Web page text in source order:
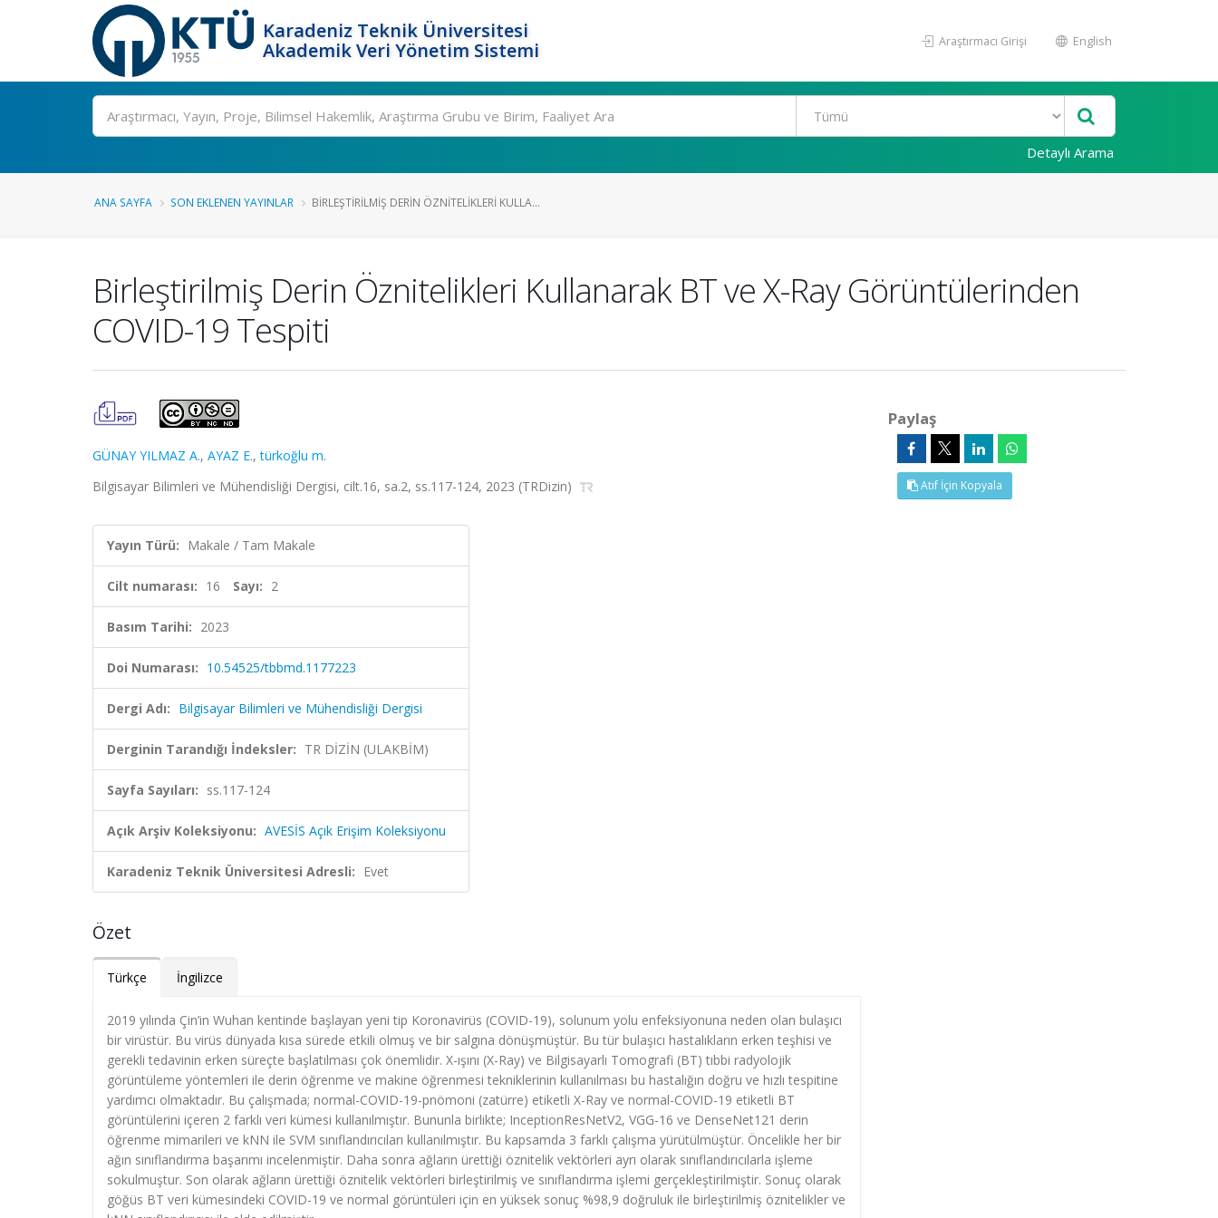
Karadeniz Teknik Üniversitesi
Akademik Veri Yönetim Sistemi
Araştırmacı Girişi English
Ara
Detaylı Arama
ANA SAYFA SON EKLENEN YAYINLAR BIRLEŞTIRILMIŞ DERIN ÖZNITELIKLERI KULLA...
Birleştirilmiş Derin Öznitelikleri Kullanarak BT ve X-Ray Görüntülerinden
COVID-19 Tespiti
GÜNAY YILMAZ A., AYAZ E.,türkoğlu m.
Bilgisayar Bilimleri ve Mühendisliği Dergisi, cilt.16, sa.2, ss.117-124, 2023 (TRDizin)
Yayın Türü: Makale / Tam Makale
Cilt numarası: 16 Sayı: 2
Basım Tarihi: 2023
Doi Numarası: 10.54525/tbbmd.1177223
Dergi Adı: Bilgisayar Bilimleri ve Mühendisliği Dergisi
Derginin Tarandığı İndeksler: TR DİZİN (ULAKBİM)
Sayfa Sayıları: ss.117-124
Açık Arşiv Koleksiyonu: AVESİS Açık Erişim Koleksiyonu
Karadeniz Teknik Üniversitesi Adresli: Evet
Özet
Türkçe İngilizce
2019 yılında Çin’in Wuhan kentinde başlayan yeni tip Koronavirüs (COVID-19), solunum yolu enfeksiyonuna neden olan bulaşıcı
bir virüstür. Bu virüs dünyada kısa sürede etkili olmuş ve bir salgına dönüşmüştür. Bu tür bulaşıcı hastalıkların erken teşhisi ve
gerekli tedavinin erken süreçte başlatılması çok önemlidir. X-ışını (X-Ray) ve Bilgisayarlı Tomografi (BT) tıbbi radyolojik
görüntüleme yöntemleri ile derin öğrenme ve makine öğrenmesi tekniklerinin kullanılması bu hastalığın doğru ve hızlı tespitine
yardımcı olmaktadır. Bu çalışmada; normal-COVID-19-pnömoni (zatürre) etiketli X-Ray ve normal-COVID-19 etiketli BT
görüntülerini içeren 2 farklı veri kümesi kullanılmıştır. Bununla birlikte; InceptionResNetV2, VGG-16 ve DenseNet121 derin
öğrenme mimarileri ve kNN ile SVM sınıflandırıcıları kullanılmıştır. Bu kapsamda 3 farklı çalışma yürütülmüştür. Öncelikle her bir
ağın sınıflandırma başarımı incelenmiştir. Daha sonra ağların ürettiği öznitelik vektörleri ayrı olarak sınıflandırıcılarla işleme
sokulmuştur. Son olarak ağların ürettiği öznitelik vektörleri birleştirilmiş ve sınıflandırma işlemi gerçekleştirilmiştir. Sonuç olarak
göğüs BT veri kümesindeki COVID-19 ve normal görüntüleri için en yüksek sonuç %98,9 doğruluk ile birleştirilmiş öznitelikler ve
Paylaş
Atıf İçin Kopyala